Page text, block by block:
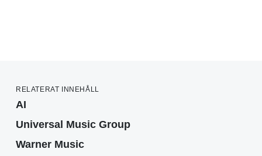
RELATERAT INNEHÅLL
AI
Universal Music Group
Warner Music